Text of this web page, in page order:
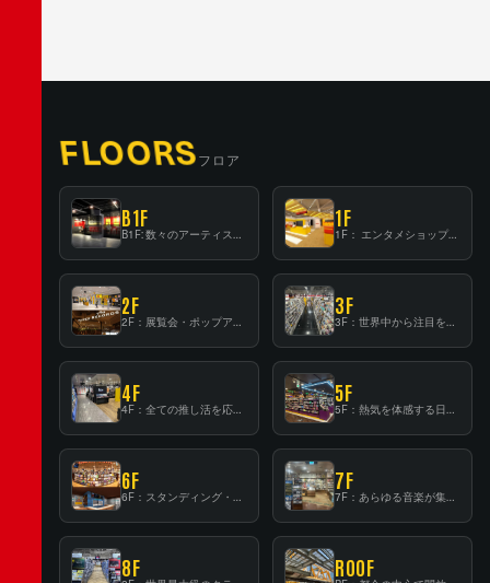
FLOORSフロア
B1F 1F
1F： エンタメショップならではのイマーシブ空間
2F 3F
4F 5F
6F 7F
8F ROOF